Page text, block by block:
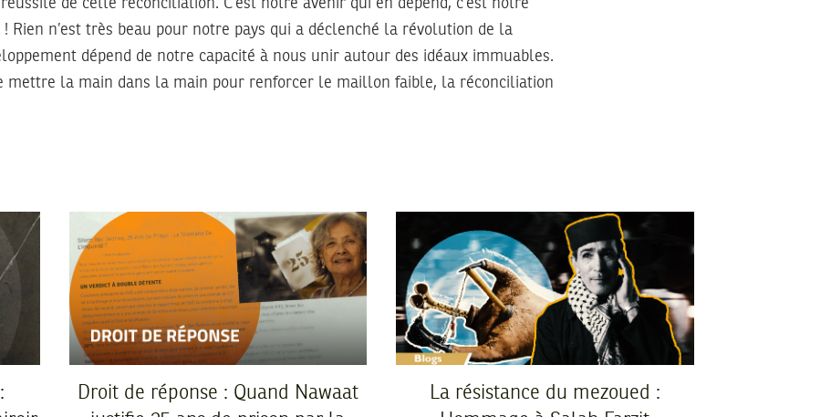
de cette réconciliation. C’est notre avenir qui en dépend, c’est notre
Rien n’est très beau pour notre pays qui a déclenché la révolution de la
dépend de notre capacité à nous unir autour des idéaux immuables.
mettre la main dans la main pour renforcer le maillon faible, la réconciliation
Droit de réponse : Quand Nawaat
La résistance du mezoued :